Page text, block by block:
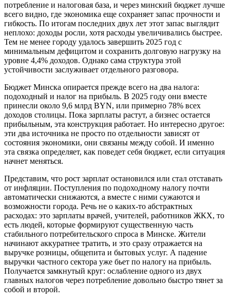
потребление и налоговая база, и через минский бюджет лучше
всего видно, где экономика еще сохраняет запас прочности и
гибкость. По итогам последних двух лет этот запас выглядит
неплохо: доходы росли, хотя расходы увеличивались быстрее.
Тем не менее городу удалось завершить 2025 год с
минимальным дефицитом и сохранить долговую нагрузку на
уровне 4,4% доходов. Однако сама структура этой
устойчивости заслуживает отдельного разговора.
Бюджет Минска опирается прежде всего на два налога:
подоходный и налог на прибыль. В 2025 году они вместе
принесли около 9,6 млрд BYN, или примерно 78% всех
доходов столицы. Пока зарплаты растут, а бизнес остается
прибыльным, эта конструкция работает. Но интересно другое:
эти два источника не просто по отдельности зависят от
состояния экономики, они связаны между собой. И именно
эта связка определяет, как поведет себя бюджет, если ситуация
начнет меняться.
Представим, что рост зарплат остановился или стал отставать
от инфляции. Поступления по подоходному налогу почти
автоматически снижаются, а вместе с ними сужаются и
возможности города. Речь не о каких-то абстрактных
расходах: это зарплаты врачей, учителей, работников ЖКХ, то
есть людей, которые формируют существенную часть
стабильного потребительского спроса в Минске. Жители
начинают аккуратнее тратить, и это сразу отражается на
выручке розницы, общепита и бытовых услуг. А падение
выручки частного сектора уже бьет по налогу на прибыль.
Получается замкнутый круг: ослабление одного из двух
главных налогов через потребление довольно быстро тянет за
собой и второй.